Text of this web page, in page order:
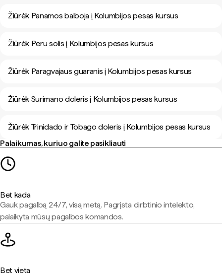
Žiūrėk Panamos balboja į Kolumbijos pesas kursus
Žiūrėk Peru solis į Kolumbijos pesas kursus
Žiūrėk Paragvajaus guaranis į Kolumbijos pesas kursus
Žiūrėk Surimano doleris į Kolumbijos pesas kursus
Žiūrėk Trinidado ir Tobago doleris į Kolumbijos pesas kursus
Palaikumas, kuriuo galite pasikliauti
Bet kada
Gauk pagalbą 24/7, visą metą. Pagrįsta dirbtinio intelekto,
palaikyta mūsų pagalbos komandos.
Bet vieta